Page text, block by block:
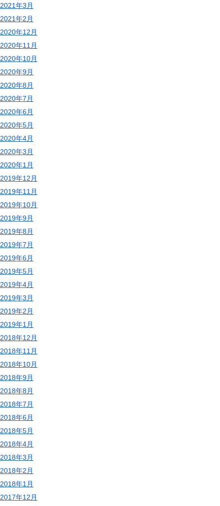
2021年3月
2021年2月
2020年12月
2020年11月
2020年10月
2020年9月
2020年8月
2020年7月
2020年6月
2020年5月
2020年4月
2020年3月
2020年1月
2019年12月
2019年11月
2019年10月
2019年9月
2019年8月
2019年7月
2019年6月
2019年5月
2019年4月
2019年3月
2019年2月
2019年1月
2018年12月
2018年11月
2018年10月
2018年9月
2018年8月
2018年7月
2018年6月
2018年5月
2018年4月
2018年3月
2018年2月
2018年1月
2017年12月